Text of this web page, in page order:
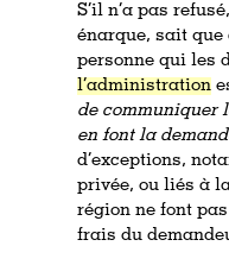
S’il n’a pas
énarque, sait que
personne qui les
l’administration
de communiquer
en font la
d’exceptions,
privée, ou liés à
région ne font
frais du